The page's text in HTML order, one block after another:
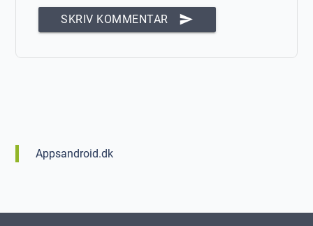
SKRIV KOMMENTAR send
Appsandroid.dk